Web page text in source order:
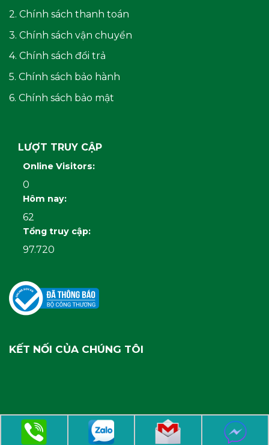
2. Chính sách thanh toán
3. Chính sách vận chuyển
4. Chính sách đổi trả
5. Chính sách bảo hành
6. Chính sách bảo mật
LƯỢT TRUY CẬP
Online Visitors:
0
Hôm nay:
62
Tổng truy cập:
97.720
KẾT NỐI CỦA CHÚNG TÔI
Copyright 2026 © gonhuathanhcong.com